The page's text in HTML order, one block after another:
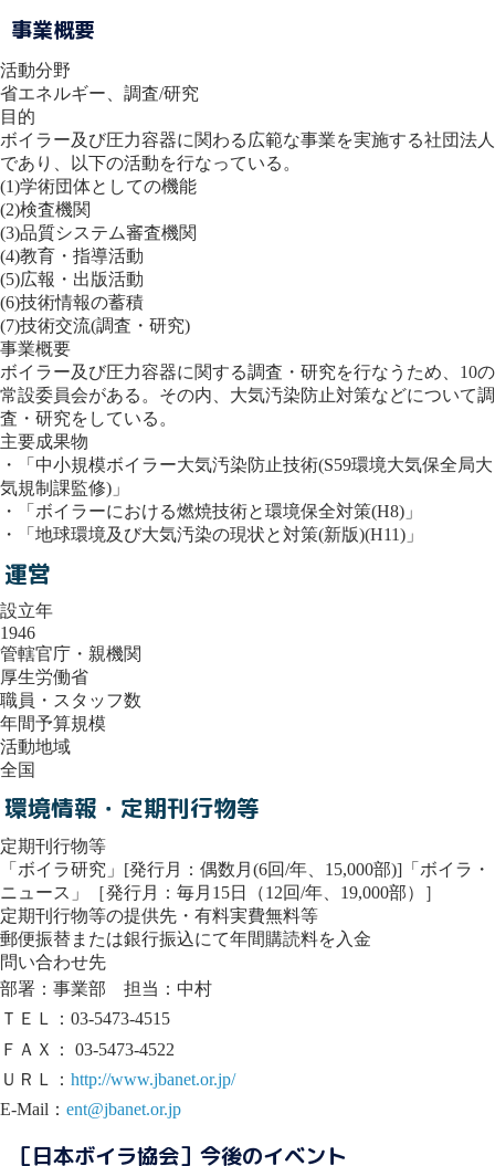
事業概要
活動分野
省エネルギー、調査/研究
目的
ボイラー及び圧力容器に関わる広範な事業を実施する社団法人
であり、以下の活動を行なっている。
(1)学術団体としての機能
(2)検査機関
(3)品質システム審査機関
(4)教育・指導活動
(5)広報・出版活動
(6)技術情報の蓄積
(7)技術交流(調査・研究)
事業概要
ボイラー及び圧力容器に関する調査・研究を行なうため、10の
常設委員会がある。その内、大気汚染防止対策などについて調
査・研究をしている。
主要成果物
・「中小規模ボイラー大気汚染防止技術(S59環境大気保全局大
気規制課監修)」
・「ボイラーにおける燃焼技術と環境保全対策(H8)」
・「地球環境及び大気汚染の現状と対策(新版)(H11)」
運営
設立年
1946
管轄官庁・親機関
厚生労働省
職員・スタッフ数
年間予算規模
活動地域
全国
環境情報・定期刊行物等
定期刊行物等
「ボイラ研究」[発行月：偶数月(6回/年、15,000部)]「ボイラ・
ニュース」［発行月：毎月15日（12回/年、19,000部）］
定期刊行物等の提供先・有料実費無料等
郵便振替または銀行振込にて年間購読料を入金
問い合わせ先
部署：事業部 担当：中村
ＴＥＬ：03-5473-4515
ＦＡＸ： 03-5473-4522
ＵＲＬ： http://www.jbanet.or.jp/
E-Mail： ent@jbanet.or.jp
［日本ボイラ協会］今後のイベント